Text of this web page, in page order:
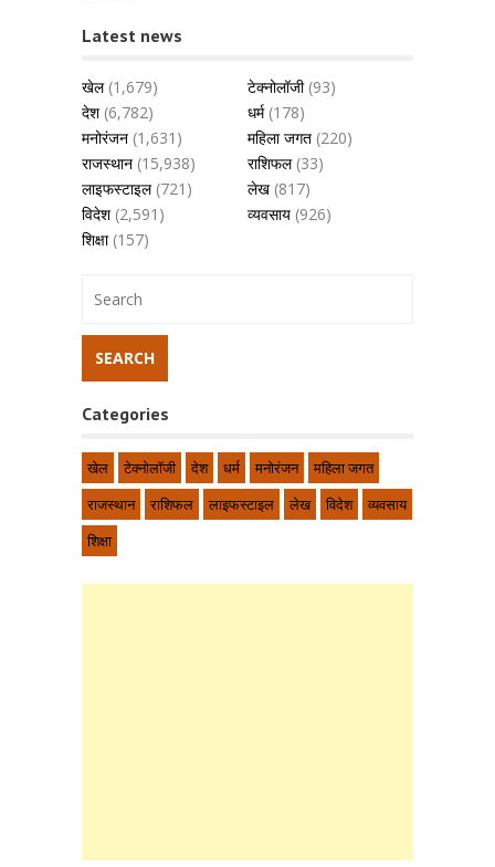
Latest news
खेल(1,679) टेक्नोलॉजी(93)
देश(6,782) धर्म(178)
मनोरंजन (1,631) महिला जगत (220)
राजस्थान (15,938) राशिफल(33)
लाइफस्टाइल(721) लेख (817)
विदेश(2,591) व्यवसाय (926)
शिक्षा(157)
Categories
खेल टेक्नोलॉजी देश धर्म मनोरंजन
महिला जगत
राजस्थान
राशिफल लाइफस्टाइल लेख विदेश
व्यवसाय
शिक्षा